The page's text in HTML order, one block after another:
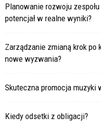
Planowanie rozwoju
potencjał w realne wyniki?
Zarządzanie zmianą krok po
nowe wyzwania?
Skuteczna promocja muzyki
Kiedy odsetki z obligacji?